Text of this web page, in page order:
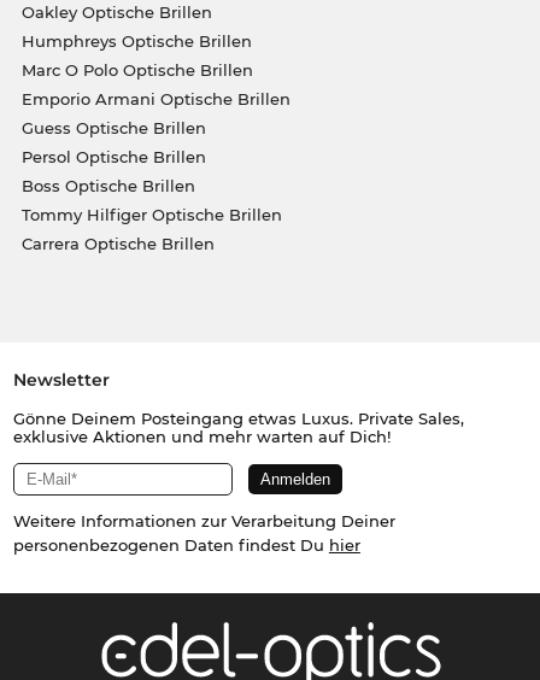
Oakley Optische Brillen
Humphreys Optische Brillen
Marc O Polo Optische Brillen
Emporio Armani Optische Brillen
Guess Optische Brillen
Persol Optische Brillen
Boss Optische Brillen
Tommy Hilfiger Optische Brillen
Carrera Optische Brillen
Newsletter
Gönne Deinem Posteingang etwas Luxus. Private Sales,
exklusive Aktionen und mehr warten auf Dich!
Weitere Informationen zur Verarbeitung Deiner
personenbezogenen Daten findest Du hier